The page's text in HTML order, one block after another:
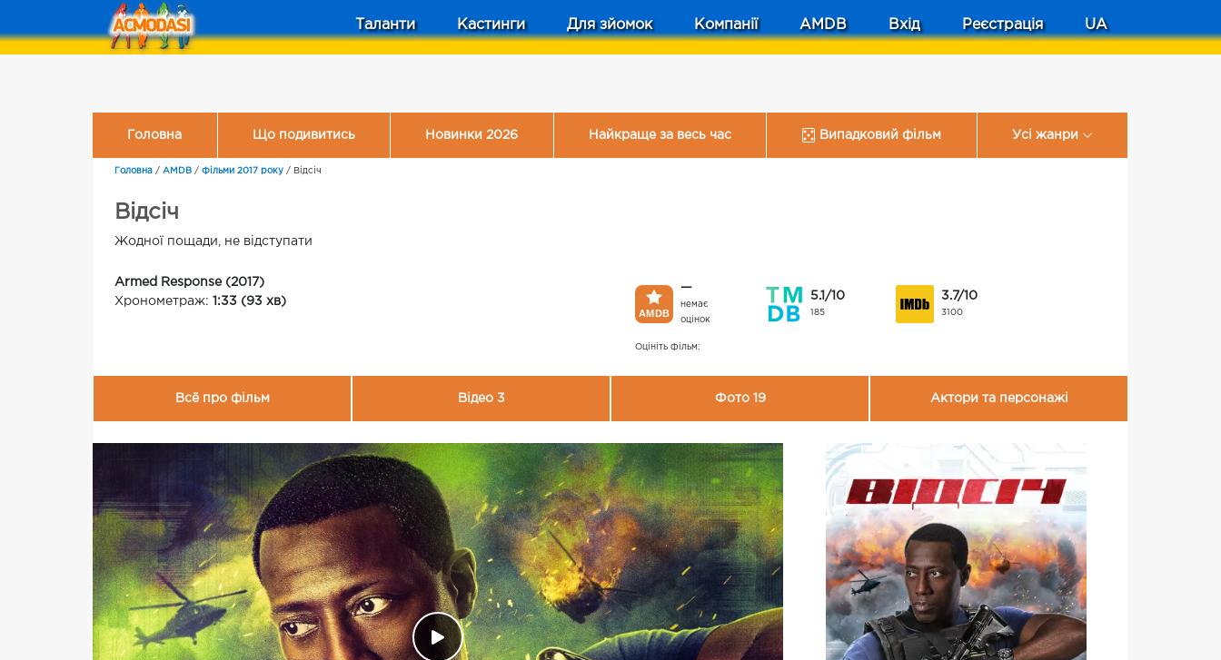
Таланти Кастинги Для зйомок Компанії AMDB Вхід Реєстрація UA
Головна Що подивитись Новинки 2026 Найкраще за весь час Випадковий фільм Усі жанри
Головна / AMDB / Фільми 2017 року / Відсіч
Відсіч
Жодної пощади, не відступати
Armed Response (2017)
Хронометраж: 1:33 (93 хв)
—
немає
оцінок
5.1/10
185
3.7/10
3100
Оцініть фільм:
Всё про фільм Відео 3 Фото 19 Актори та персонажі